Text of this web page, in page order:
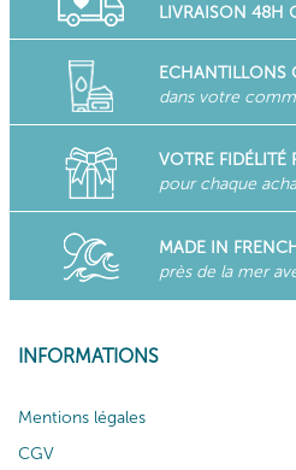
LIVRAISON 48H
ECHANTILLONS
dans votre
VOTRE FIDÉLITÉ
pour chaque
MADE IN
près de la mer
INFORMATIONS
Mentions légales
CGV